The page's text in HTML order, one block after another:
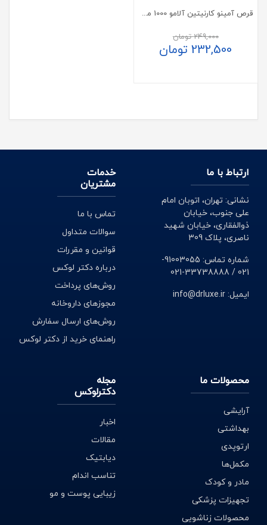
قرص آمینو کارنیتین آلامو 1000 میلی گرم 400 عددی
249,000تومان
232,500تومان
ارتباط با ما
نشانی: تهران، اتوبان امام
علی جنوب، خیابان
ذوالفقاری، خیابان شهید
ناصری، پلاک 309
شماره تماس: 91003055-
021 / 33738888-021
ایمیل: info@drluxe.ir
خدمات
مشتریان
تماس با ما
سوالات متداول
قوانین و مقررات
درباره دکتر لوکس
روش‌های پرداخت
مجوزهای داروخانه
روش‌های ارسال سفارش
راهنمای خرید از دکتر لوکس
محصولات ما
آرایشی
بهداشتی
ارتوپدی
مکمل‌ها
مادر و کودک
تجهیزات پزشکی
محصولات زناشویی
مجله
دکترلوکس
اخبار
مقالات
دیابتیک
تناسب اندام
زیبایی پوست و مو